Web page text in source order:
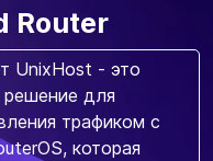
Router
UnixHost - это
для
трафиком с
которая